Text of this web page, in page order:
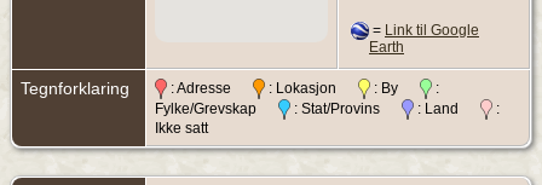
= Link til Google
Earth
Tegnforklaring : Adresse : Lokasjon : By
:
Fylke/Grevskap
: Stat/Provins : Land
:
Ikke satt